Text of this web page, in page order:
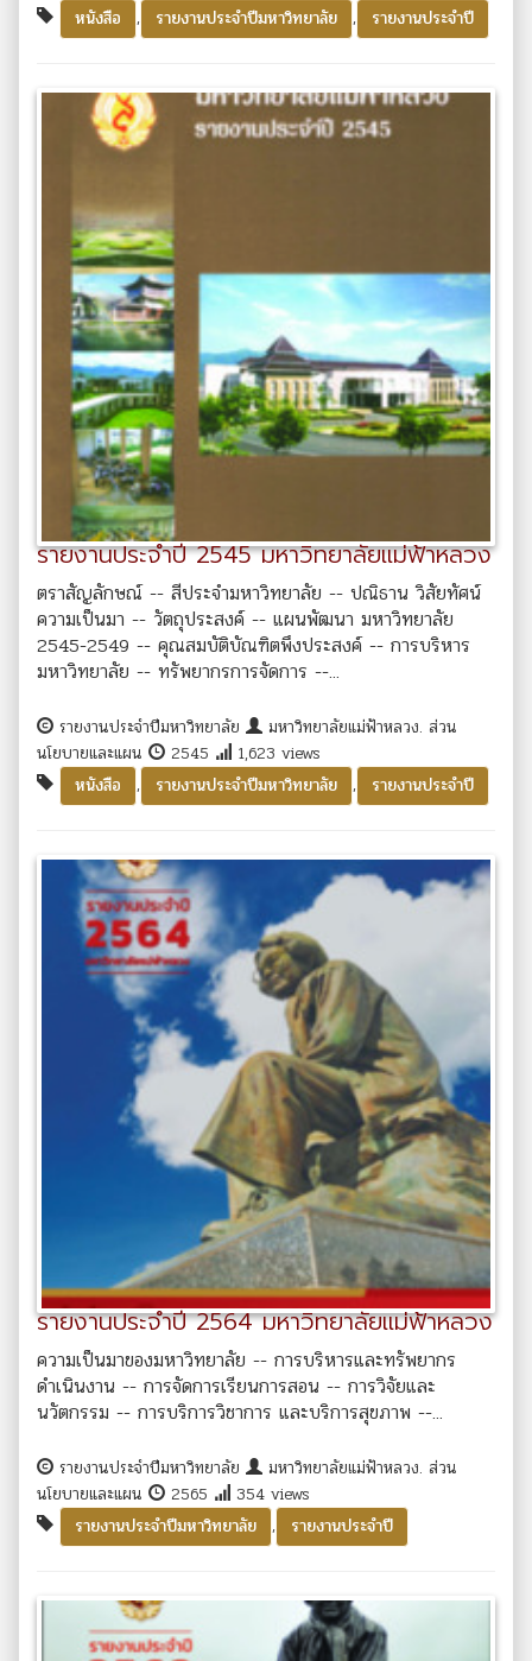
หนังสือ
, รายงานประจำปีมหาวิทยาลัย , รายงานประจำปี
รายงานประจำปี 2545 มหาวิทยาลัยแม่ฟ้าหลวง
ตราสัญลักษณ์ -- สีประจำมหาวิทยาลัย -- ปณิธาน วิสัยทัศน์
ความเป็นมา -- วัตถุประสงค์ -- แผนพัฒนา มหาวิทยาลัย
2545-2549 -- คุณสมบัติบัณฑิตพึงประสงค์ -- การบริหาร
มหาวิทยาลัย -- ทรัพยากรการจัดการ --...
รายงานประจำปีมหาวิทยาลัย
มหาวิทยาลัยแม่ฟ้าหลวง. ส่วน
นโยบายและแผน
2545
1,623 views
หนังสือ
, รายงานประจำปีมหาวิทยาลัย , รายงานประจำปี
รายงานประจำปี 2564 มหาวิทยาลัยแม่ฟ้าหลวง
ความเป็นมาของมหาวิทยาลัย -- การบริหารและทรัพยากร
ดำเนินงาน -- การจัดการเรียนการสอน -- การวิจัยและ
นวัตกรรม -- การบริการวิชาการ และบริการสุขภาพ --...
รายงานประจำปีมหาวิทยาลัย
มหาวิทยาลัยแม่ฟ้าหลวง. ส่วน
นโยบายและแผน
2565
354 views
รายงานประจำปีมหาวิทยาลัย
, รายงานประจำปี